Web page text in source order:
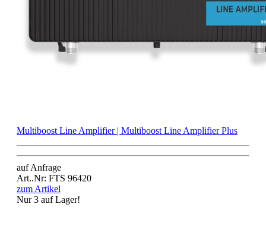
Multiboost Line Amplifier | Multiboost Line Amplifier Plus
auf Anfrage
Art..Nr: FTS 96420
zum Artikel
Nur 3 auf Lager!